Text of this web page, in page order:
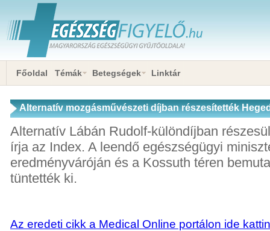
Főoldal Témák Betegségek Linktár
Alternatív mozgásművészeti díjban részesítették
Alternatív Lábán Rudolf-különdíjban
írja az Index. A leendő egészségügyi
eredményváróján és a Kossuth téren
tüntették ki.
Az eredeti cikk a Medical Online portálon ide